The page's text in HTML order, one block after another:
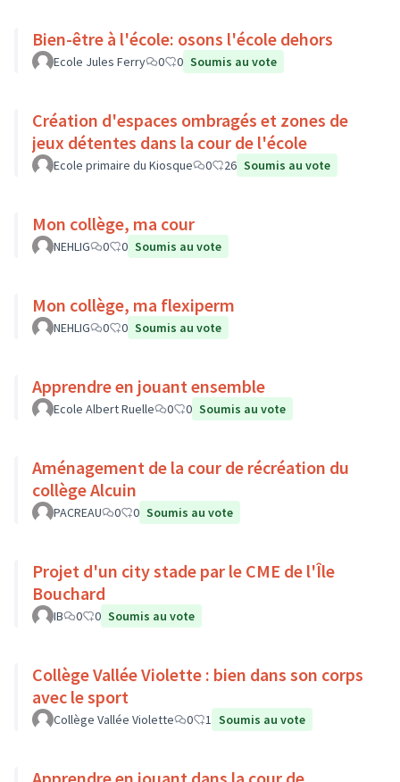
Bien-être à l'école: osons l'école dehors
Ecole Jules Ferry 0 0 Soumis au vote
Création d'espaces ombragés et zones de
jeux détentes dans la cour de l'école
Ecole primaire du Kiosque 0 26 Soumis au vote
Mon collège, ma cour
NEHLIG 0 0 Soumis au vote
Mon collège, ma flexiperm
NEHLIG 0 0 Soumis au vote
Apprendre en jouant ensemble
Ecole Albert Ruelle 0 0 Soumis au vote
Aménagement de la cour de récréation du
collège Alcuin
PACREAU 0 0 Soumis au vote
Projet d'un city stade par le CME de l'Île
Bouchard
IB 0 0 Soumis au vote
Collège Vallée Violette : bien dans son corps
avec le sport
Collège Vallée Violette 0 1 Soumis au vote